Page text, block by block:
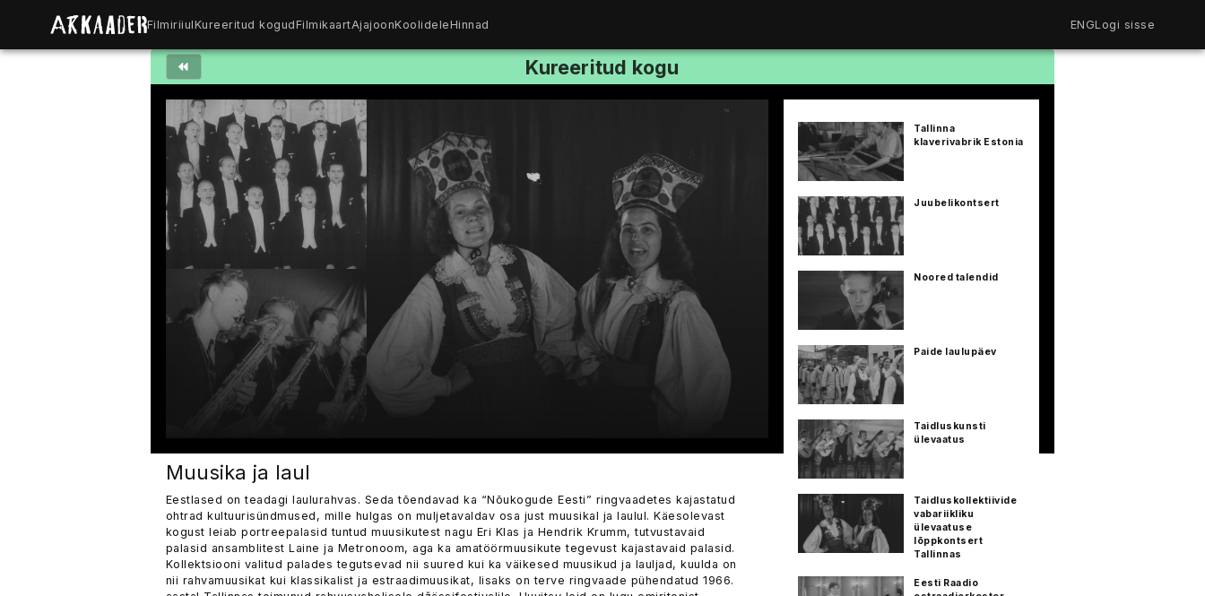
FilmiriiulKureeritud kogudFilmikaartAjajoonKoolideleHinnad ENGLogi sisse
Kureeritud kogu
Muusika ja laul
Eestlased on teadagi laulurahvas. Seda tõendavad ka “Nõukogude Eesti” ringvaadetes kajastatud
ohtrad kultuurisündmused, mille hulgas on muljetavaldav osa just muusikal ja laulul. Käesolevast
kogust leiab portreepalasid tuntud muusikutest nagu Eri Klas ja Hendrik Krumm, tutvustavaid
palasid ansamblitest Laine ja Metronoom, aga ka amatöörmuusikute tegevust kajastavaid palasid.
Kollektsiooni valitud palades tegutsevad nii suured kui ka väikesed muusikud ja lauljad, kuulda on
nii rahvamuusikat kui klassikalist ja estraadimuusikat, lisaks on terve ringvaade pühendatud 1966.
Tallinna
klaverivabrik Estonia
Juubelikontsert
Noored talendid
Paide laulupäev
Taidluskunsti
ülevaatus
Taidluskollektiivide
vabariikliku
ülevaatuse
lõppkontsert
Tallinnas
Eesti Raadio